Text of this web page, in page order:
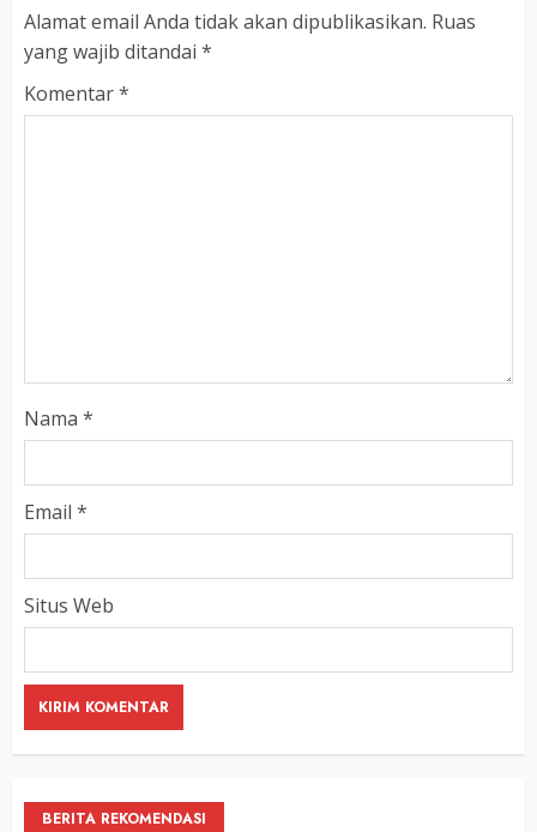
Alamat email Anda tidak akan dipublikasikan. Ruas
yang wajib ditandai *
Komentar*
Nama *
Email *
Situs Web
BERITA REKOMENDASI